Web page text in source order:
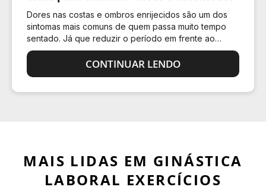
Dores nas costas e ombros enrijecidos são um dos
sintomas mais comuns de quem passa muito tempo
sentado. Já que reduzir o período em frente ao
computador não é uma opção para a maioria das
CONTINUAR LENDO
MAIS LIDAS EM GINÁSTICA
LABORAL EXERCÍCIOS